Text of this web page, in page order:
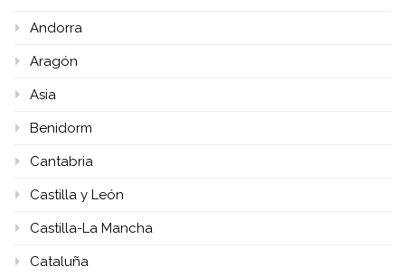
Andorra
Aragón
Asia
Benidorm
Cantabria
Castilla y León
Castilla-La Mancha
Cataluña